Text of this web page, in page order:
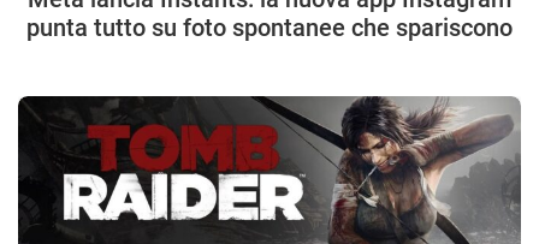
punta tutto su foto spontanee che spariscono